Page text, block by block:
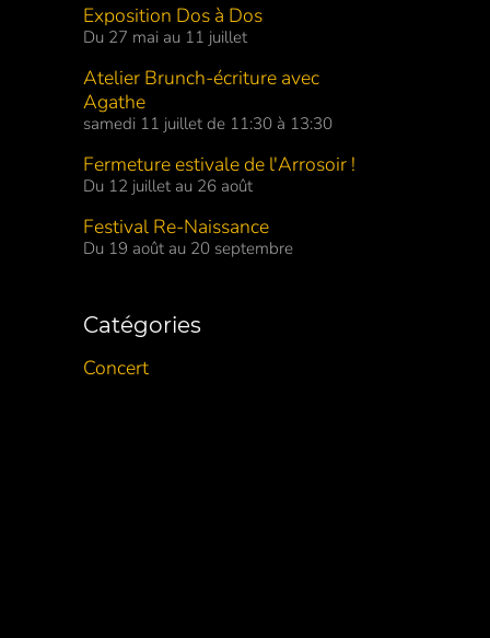
Exposition Dos à Dos
Du 27 mai au 11 juillet
Atelier Brunch-écriture avec
Agathe
samedi 11 juillet de 11:30 à 13:30
Fermeture estivale de l'Arrosoir !
Du 12 juillet au 26 août
Festival Re-Naissance
Du 19 août au 20 septembre
Catégories
Concert